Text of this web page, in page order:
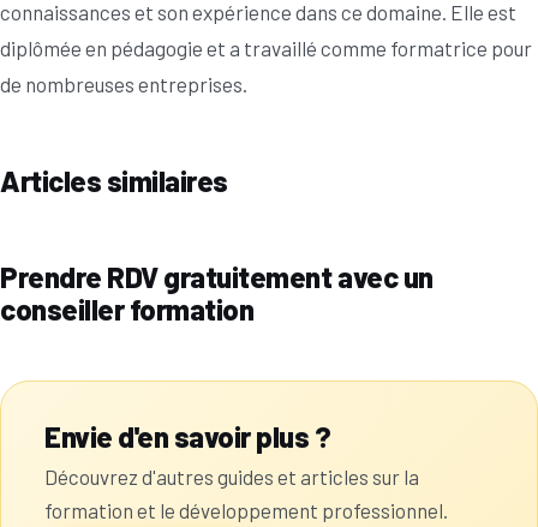
connaissances et son expérience dans ce domaine. Elle est
diplômée en pédagogie et a travaillé comme formatrice pour
de nombreuses entreprises.
Articles similaires
Prendre RDV gratuitement avec un
conseiller formation
Envie d'en savoir plus ?
Découvrez d'autres guides et articles sur la
formation et le développement professionnel.